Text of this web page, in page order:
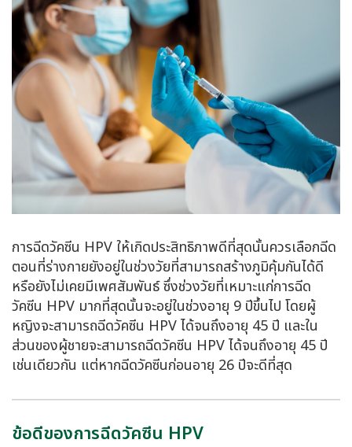
การฉีดวัคซีน HPV ให้เกิดประสิทธิภาพดีที่สุดนั้นควรเลือกฉีด
ตอนที่ร่างกายยังอยู่ในช่วงวัยที่สามารถสร้างภูมิคุ้มกันได้ดี
หรือยังไม่เคยมีเพศสัมพันธ์ ซึ่งช่วงวัยที่เหมาะแก่การฉีด
วัคซีน HPV มากที่สุดนั้นจะอยู่ในช่วงอายุ 9 ปีขึ้นไป โดยผู้
หญิงจะสามารถฉีดวัคซีน HPV ได้จนถึงอายุ 45 ปี และใน
ส่วนของผู้ชายจะสามารถฉีดวัคซีน HPV ได้จนถึงอายุ 45 ปี
เช่นเดียวกัน แต่หากฉีดวัคซีนก่อนอายุ 26 ปีจะดีที่สุด
ข้อดีของการฉีดวัคซีน HPV